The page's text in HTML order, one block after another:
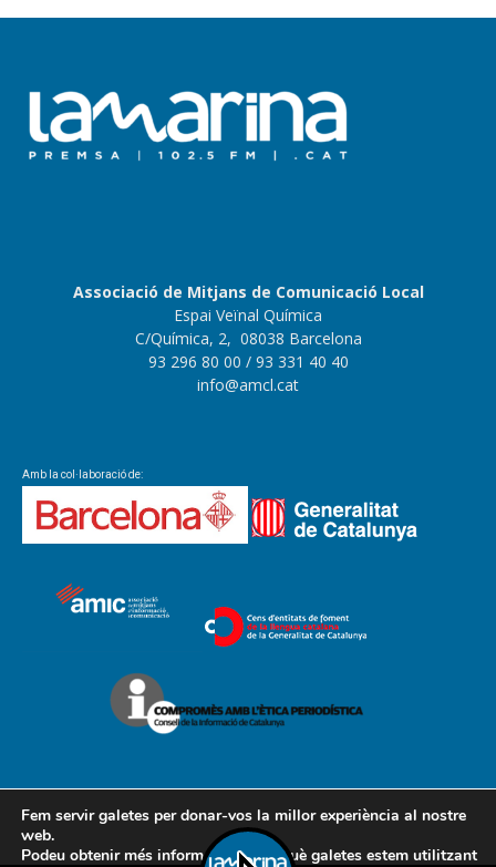
Associació de Mitjans de Comunicació Local
Espai Veïnal Química
C/Química, 2, 08038 Barcelona
93 296 80 00 / 93 331 40 40
info@amcl.cat
Amb la col·laboració de:
Fem servir galetes per donar-vos la millor experiència al nostre
web.
Podeu obtenir més informació sobre què galetes estem utilitzant